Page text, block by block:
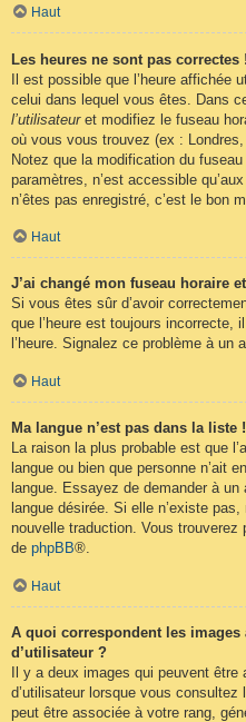
Haut
Les heures ne sont pas correctes !
Il est possible que l’heure affichée
celui dans lequel vous êtes. Dans
l’utilisateuret modifiez le fuseau
où vous vous trouvez (ex :
Notez que la modification du
paramètres, n’est accessible
n’êtes pas enregistré, c’est le bon
Haut
J’ai changé mon fuseau horaire
Si vous êtes sûr d’avoir
que l’heure est toujours incorrecte,
l’heure. Signalez ce problème à un
Haut
Ma langue n’est pas dans la liste !
La raison la plus probable est que
langue ou bien que personne n’ait
langue. Essayez de demander à
langue désirée. Si elle n’existe
nouvelle traduction. Vous trouverez
de phpBB®.
Haut
A quoi correspondent les
d’utilisateur ?
Il y a deux images qui peuvent
d’utilisateur lorsque vous consultez
peut être associée à votre rang,